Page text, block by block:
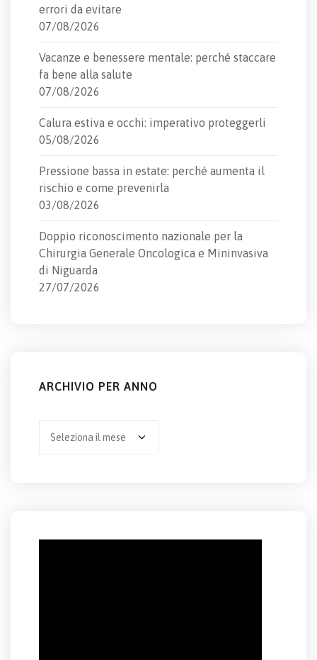
errori da evitare
07/08/2026
Vacanze e benessere mentale: perché staccare
fa bene alla salute
07/08/2026
Calura estiva e occhi: imperativo proteggerli
05/08/2026
Pressione bassa in estate: perché aumenta il
rischio e come prevenirla
03/08/2026
Doppio riconoscimento nazionale per la
Chirurgia Generale Oncologica e Mininvasiva
di Niguarda
27/07/2026
ARCHIVIO PER ANNO
per